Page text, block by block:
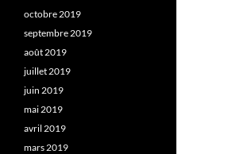
octobre 2019
septembre 2019
août 2019
juillet 2019
juin 2019
mai 2019
avril 2019
mars 2019